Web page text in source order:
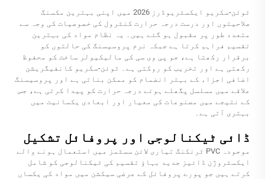
ٹوئن-سکریو ایکسٹریوڈرز 2026 میں اپنی بہترین مکسنگ
صلاحیتوں اور درست درجہ حرارت کنٹرول کی خصوصیات کی وجہ سے
متعدد طور پر مقبول ہو گئے ہیں۔ یہ نظام مواد کی بہترین
تقسیم فراہم کرتا ہے جبکہ نرم پروسیسنگ کی حالتوں کو
برقرار رکھتا ہے، جو پی وی سی کی مالیکیولر ساخت کو محفوظ
رکھتی ہے اور تخریب کو روکتی ہے۔ ٹوئن-سکریو کانفیگریشن
اضافی اجزاء کے بہتر انضمام کو ممکن بناتی ہے اور پروسیسنگ
علاقے میں مسلسل پگھلے ہوئے درجہ حرارت کو پیدا کرتی ہے، جس
کے نتیجے میں مصنوعات کی معیار اور ابعادی یکسانیت میں
بہتری آتی ہے۔
ڈائی ٹیکنالوجی اور پروفائل تشکیل
موجودہ PVC ٹرنکنگ تیاری لائن سسٹمز میں استعمال ہونے والے
ایکسٹروژن ڈائیز جدید بہاؤ تقسیم کی ٹیکنالوجی کو شامل
کرتے ہیں جو پورے پروفائل کے عرضی سیکشن میں مواد کی یکساں